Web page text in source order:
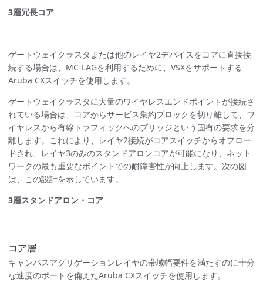
3層冗長コア
ゲートウェイクラスタまたは他のレイヤ2デバイスをコアに直接接
続する場合は、MC-LAGを利用するために、VSXをサポートする
Aruba CXスイッチを使用します。
ゲートウェイクラスタに大量のワイヤレスエンドポイントが接続さ
れている場合は、コアからサービス集約ブロックを切り離して、ワ
イヤレスから有線トラフィックへのブリッジという固有の要求を分
離します。これにより、レイヤ2接続がコアスイッチからオフロー
ドされ、レイヤ3のみのスタンドアロンコアが可能になり、ネット
ワークの最も重要なポイントでの耐障害性が向上します。次の図
は、この設計を示しています。
3層スタンドアロン・コア
コア層
キャンパスアグリゲーションレイヤの帯域幅要件を満たすのに十分
な速度のポートを備えたAruba CXスイッチを使用します。